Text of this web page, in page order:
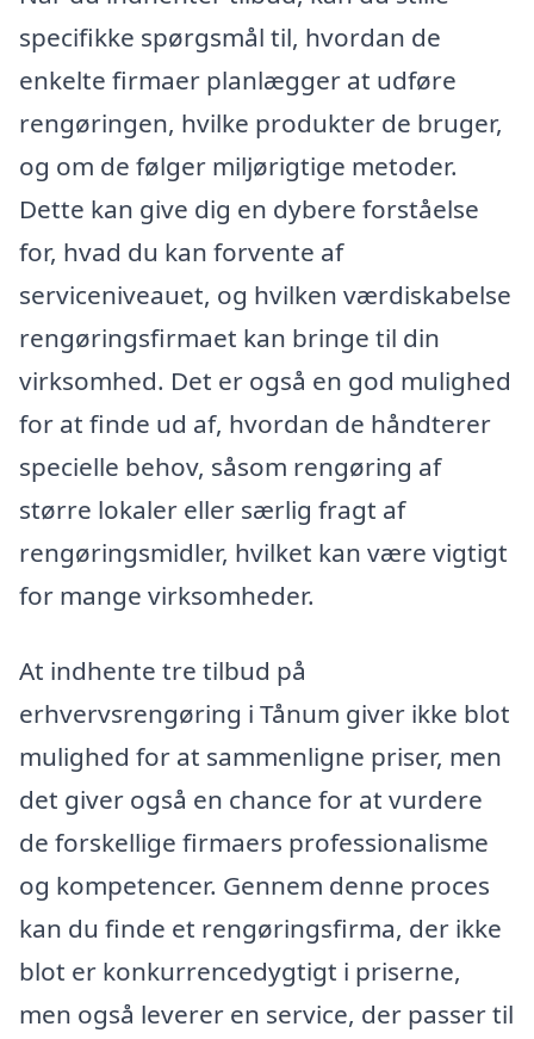
specifikke spørgsmål til, hvordan de
enkelte firmaer planlægger at udføre
rengøringen, hvilke produkter de bruger,
og om de følger miljørigtige metoder.
Dette kan give dig en dybere forståelse
for, hvad du kan forvente af
serviceniveauet, og hvilken værdiskabelse
rengøringsfirmaet kan bringe til din
virksomhed. Det er også en god mulighed
for at finde ud af, hvordan de håndterer
specielle behov, såsom rengøring af
større lokaler eller særlig fragt af
rengøringsmidler, hvilket kan være vigtigt
for mange virksomheder.
At indhente tre tilbud på
erhvervsrengøring i Tånum giver ikke blot
mulighed for at sammenligne priser, men
det giver også en chance for at vurdere
de forskellige firmaers professionalisme
og kompetencer. Gennem denne proces
kan du finde et rengøringsfirma, der ikke
blot er konkurrencedygtigt i priserne,
men også leverer en service, der passer til